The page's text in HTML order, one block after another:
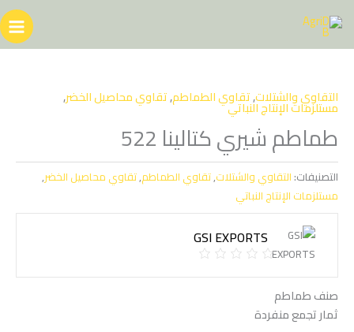
إلى
المحتوى
التقاوي والشتلات,تقاوي الطماطم,تقاوي محاصيل الخضر,
مستلزمات الإنتاج النباتي
طماطم شيري كتالينا 522
التصنيفات: التقاوي والشتلات,تقاوي الطماطم,تقاوي محاصيل الخضر,
مستلزمات الإنتاج النباتي
GSI EXPORTS
صنف طماطم
ثمار تجمع منفردة